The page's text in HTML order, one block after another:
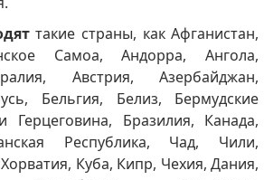
такие страны, как Афганистан,
Самоа, Андорра, Ангола,
Австрия, Азербайджан,
Бельгия, Белиз, Бермудские
Герцеговина, Бразилия, Канада,
Республика, Чад, Чили,
Куба, Кипр, Чехия, Дания,